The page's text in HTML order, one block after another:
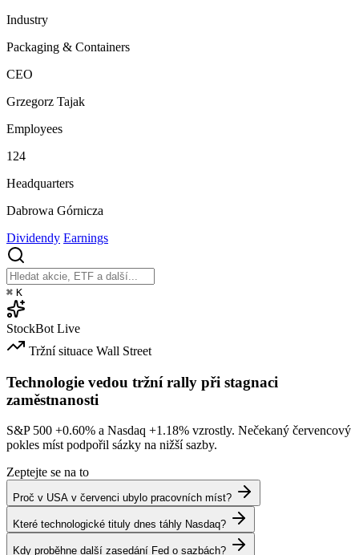
Industry
Packaging & Containers
CEO
Grzegorz Tajak
Employees
124
Headquarters
Dabrowa Górnicza
Dividendy Earnings
⌘ K
StockBot Live
Tržní situace Wall Street
Technologie vedou tržní rally při stagnaci
zaměstnanosti
S&P 500 +0.60% a Nasdaq +1.18% vzrostly. Nečekaný červencový
pokles míst podpořil sázky na nižší sazby.
Zeptejte se na to
Proč v USA v červenci ubylo pracovních míst?
Které technologické tituly dnes táhly Nasdaq?
Kdy proběhne další zasedání Fed o sazbách?